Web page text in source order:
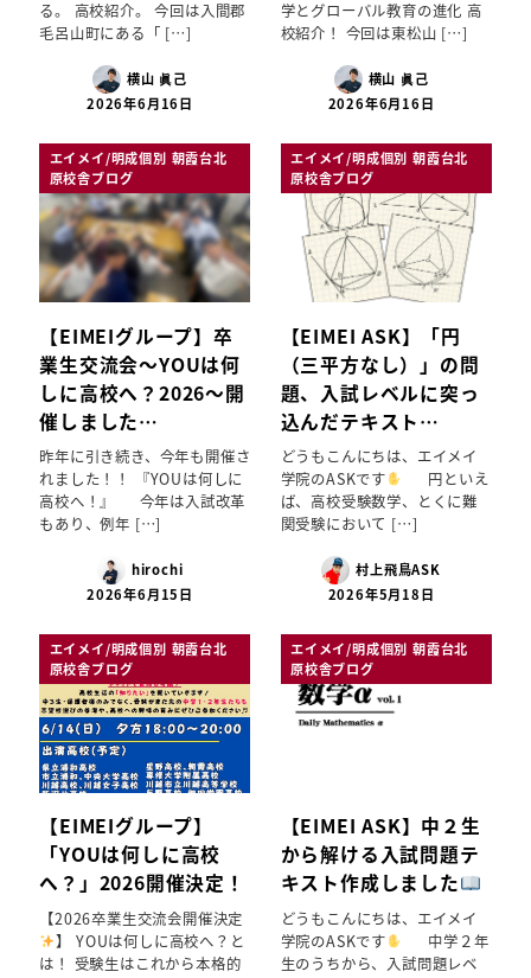
る。 高校紹介。 今回は入間郡
毛呂山町にある「 […]
横山 眞己
2026年6月16日
学とグローバル教育の進化 高
校紹介！ 今回は東松山 […]
横山 眞己
2026年6月16日
エイメイ/明成個別 朝霞台北
原校舎ブログ
【EIMEIグループ】卒
業生交流会～YOUは何
しに高校へ？2026～開
催しました…
昨年に引き続き、今年も開催さ
れました！！ 『YOUは何しに
高校へ！』 今年は入試改革
もあり、例年 […]
hirochi
2026年6月15日
エイメイ/明成個別 朝霞台北
原校舎ブログ
【EIMEI ASK】「円
（三平方なし）」の問
題、入試レベルに突っ
込んだテキスト…
どうもこんにちは、エイメイ
学院のASKです
円といえ
ば、高校受験数学、とくに難
関受験において […]
村上飛鳥ASK
2026年5月18日
エイメイ/明成個別 朝霞台北
原校舎ブログ
【EIMEIグループ】
「YOUは何しに高校
へ？」2026開催決定！
【2026卒業生交流会開催決定
】 YOUは何しに高校へ？と
は！ 受験生はこれから本格的
エイメイ/明成個別 朝霞台北
原校舎ブログ
【EIMEI ASK】中２生
から解ける入試問題テ
キスト作成しました
どうもこんにちは、エイメイ
学院のASKです
中学２年
生のうちから、入試問題レベ